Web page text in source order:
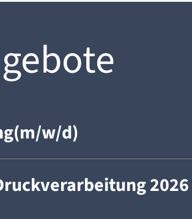
w/d)
2026